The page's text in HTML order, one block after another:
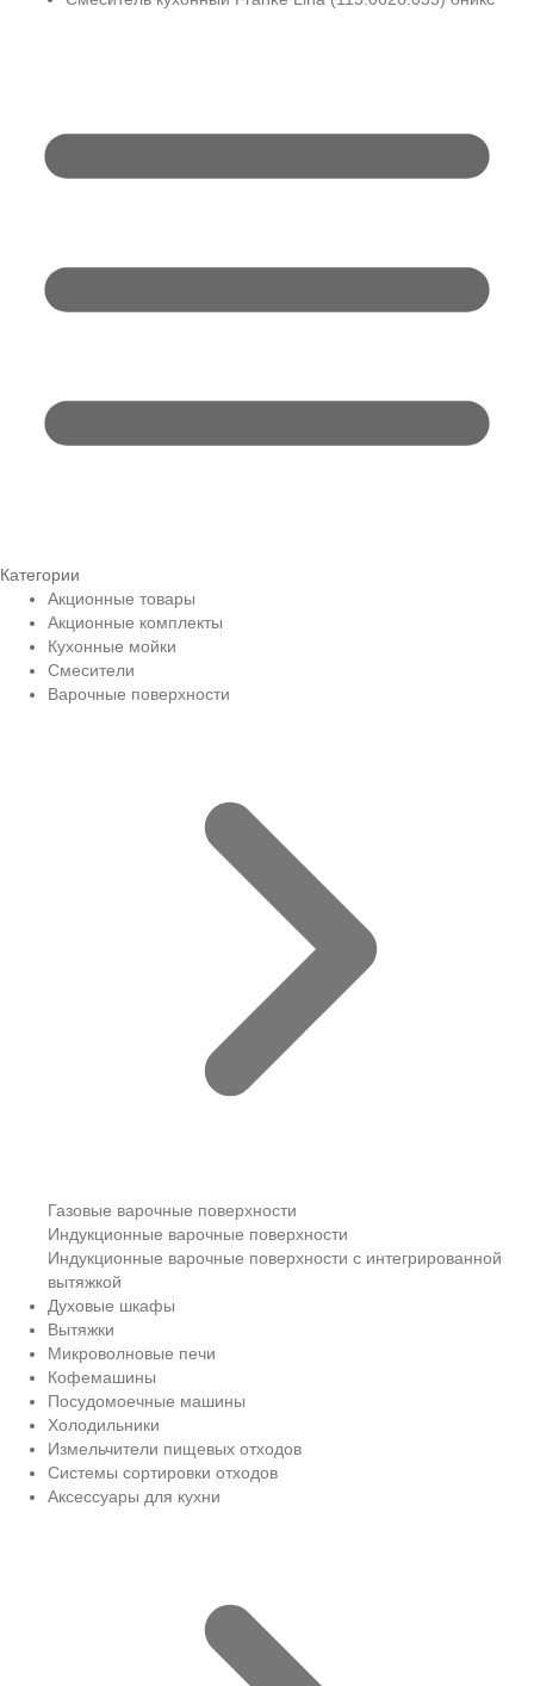
Категории
Акционные товары
Акционные комплекты
Кухонные мойки
Смесители
Варочные поверхности
Газовые варочные поверхности
Индукционные варочные поверхности
Индукционные варочные поверхности с интегрированной
вытяжкой
Духовые шкафы
Вытяжки
Микроволновые печи
Кофемашины
Посудомоечные машины
Холодильники
Измельчители пищевых отходов
Системы сортировки отходов
Аксессуары для кухни